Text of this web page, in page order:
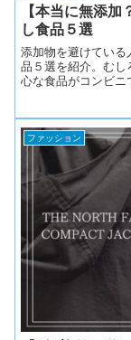
【本当に無添
し食品５選
添加物を避けている
品５選を紹介。む
心な食品がコンビニ
ファッション